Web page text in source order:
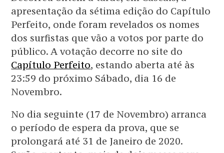
apresentação da sétima edição do Capítulo
Perfeito, onde foram revelados os nomes
dos surfistas que vão a votos por parte do
público. A votação decorre no site do
Capítulo Perfeito, estando aberta até às
23:59 do próximo Sábado, dia 16 de
Novembro.
No dia seguinte (17 de Novembro) arranca
o período de espera da prova, que se
prolongará até 31 de Janeiro de 2020.